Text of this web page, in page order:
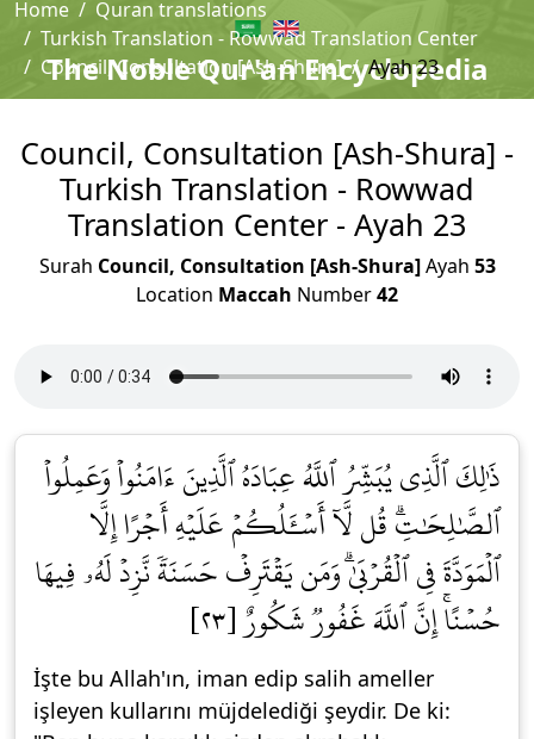
The Noble Qur'an Encyclopedia
Home
Quran translations
Turkish Translation - Rowwad Translation Center
Council, Consultation [Ash-Shura]
Ayah 23
Council, Consultation [Ash-Shura] -
Turkish Translation - Rowwad
Translation Center - Ayah 23
Surah Council, Consultation [Ash-Shura]Ayah 53
Location Maccah Number42
ذَٰلِكَ ٱلَّذِي يُبَشِّرُ ٱللَّهُ عِبَادَهُ ٱلَّذِينَ ءَامَنُواْ وَعَمِلُواْ
ٱلصَّٰلِحَٰتِۗ قُل لَّآ أَسۡـَٔلُكُمۡ عَلَيۡهِ أَجۡرًا إِلَّا
ٱلۡمَوَدَّةَ فِي ٱلۡقُرۡبَىٰۗ وَمَن يَقۡتَرِفۡ حَسَنَةٗ نَّزِدۡ لَهُۥ فِيهَا
حُسۡنًاۚ إِنَّ ٱللَّهَ غَفُورٞ شَكُورٌ [٢٣]
İşte bu Allah'ın, iman edip salih ameller
işleyen kullarını müjdelediği şeydir. De ki: